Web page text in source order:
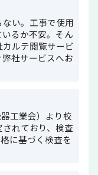
い。工事で使用
るか不安。そん
ルテ閲覧サービ
社サービスへお
工業会）より校
れており、検査
に基づく検査を